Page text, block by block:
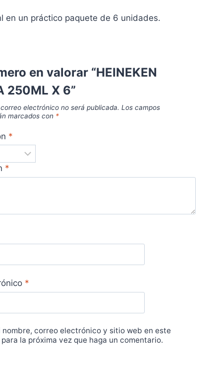
en un práctico paquete de 6 unidades.
en valorar “HEINEKEN
250ML X 6”
electrónico no será publicada. Los campos
marcados con *
*
*
*
nombre, correo electrónico y sitio web en este
la próxima vez que haga un comentario.